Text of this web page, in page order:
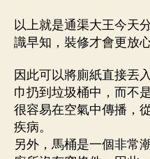
以上就是通渠大王今天
識早知，裝修才會更放心
因此可以將廁紙直接丟
巾扔到垃圾桶中，而不
很容易在空氣中傳播，
疾病。
另外，馬桶是一個非常